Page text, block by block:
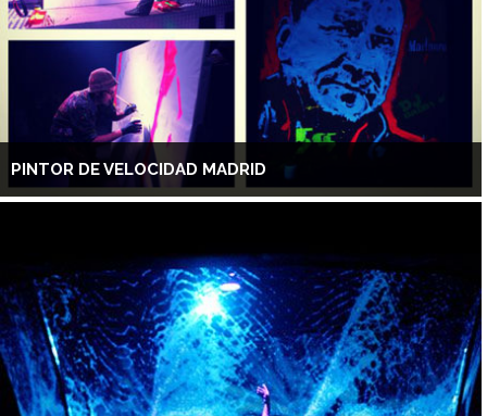
PINTOR DE VELOCIDAD MADRID